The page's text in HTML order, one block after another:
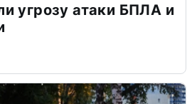
угрозу атаки БПЛА и